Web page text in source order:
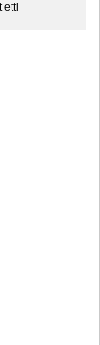
etti